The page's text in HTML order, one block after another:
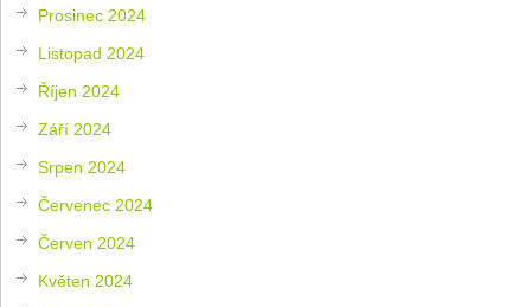
Prosinec 2024
Listopad 2024
Říjen 2024
Září 2024
Srpen 2024
Červenec 2024
Červen 2024
Květen 2024